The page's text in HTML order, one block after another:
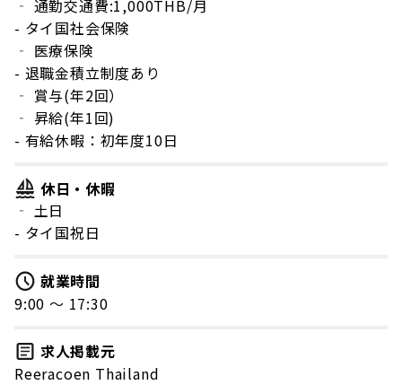
‐ 通勤交通費:1,000THB/月
- タイ国社会保険
‐ 医療保険
- 退職金積立制度あり
‐ 賞与(年2回）
‐ 昇給(年1回)
- 有給休暇：初年度10日
休日・休暇
‐ 土日
- タイ国祝日
就業時間
9:00 〜 17:30
求人掲載元
Reeracoen Thailand